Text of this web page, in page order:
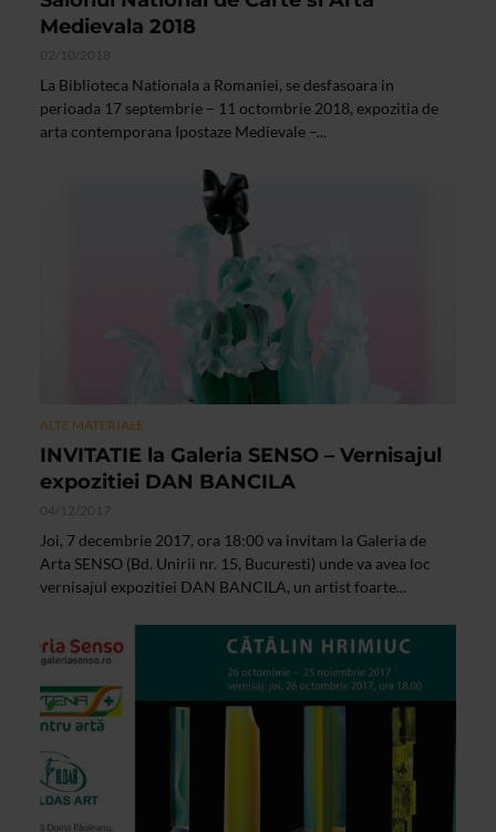
Medievala 2018
02/10/2018
La Biblioteca Nationala a Romaniei, se desfasoara in
perioada 17 septembrie – 11 octombrie 2018, expozitia de
arta contemporana Ipostaze Medievale –...
ALTE MATERIALE
INVITATIE la Galeria SENSO – Vernisajul
expozitiei DAN BANCILA
04/12/2017
Joi, 7 decembrie 2017, ora 18:00 va invitam la Galeria de
Arta SENSO (Bd. Unirii nr. 15, Bucuresti) unde va avea loc
vernisajul expozitiei DAN BANCILA, un artist foarte...